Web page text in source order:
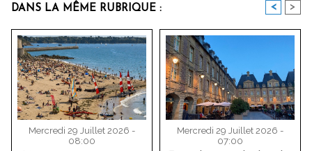
DANS LA MÊME RUBRIQUE : < >
Mercredi 29 Juillet 2026 -
08:00
Mercredi 29 Juillet 2026 -
07:00